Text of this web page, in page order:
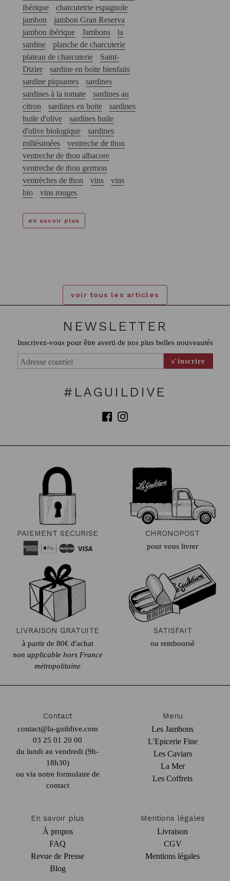
ibérique
charcutetrie espagnole
jambon
jambon Gran Reserva
jambon ibérique
Jambons
la
sardine
planche de charcuterie
plateau de charcuterie
Saint-
Dizier
sardine en boite bienfaits
sardine piquantes
sardines
sardines à la tomate
sardines au
citron
sardines en boite
sardines
huile d'olive
sardines huile
d'olive biologique
sardines
millésimées
ventreche de thon
ventreche de thon albacore
ventreche de thon germon
ventrèches de thon
vins
vins
bio
vins rouges
en savoir plus
voir tous les articles
NEWSLETTER
Inscrivez-vous pour être averti de nos plus belles nouveautés
s'inscrire
#LAGUILDIVE
FacebookInstagram
PAIEMENT SECURISE CHRONOPOST
pour vous livrer
LIVRAISON GRATUITE
à partir de 80€ d'achat
non applicable hors France
métropolitaine
SATISFAIT
ou remboursé
Contact
contact@la-guildive.com
03 25 01 20 00
du lundi au vendredi (9h-
18h30)
ou via notre formulaire de
contact
Menu
Les Jambons
L'Epicerie Fine
Les Caviars
La Mer
Les Coffrets
En savoir plus
À propos
FAQ
Revue de Presse
Blog
Mentions légales
Livraison
CGV
Mentions légales